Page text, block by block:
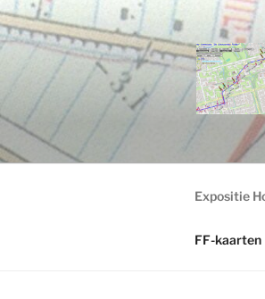
Ga
naar
de
Expositie
FF-kaarten